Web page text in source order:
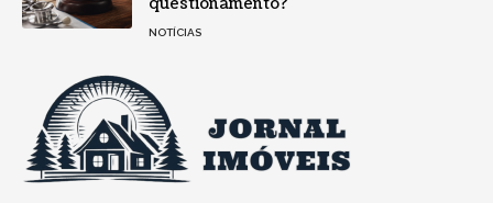
questionamento?
NOTÍCIAS